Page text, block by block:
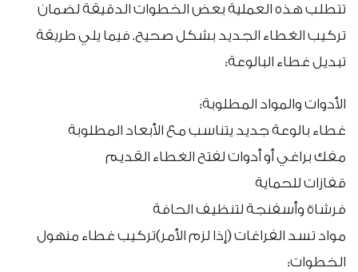
تتطلب هذه العملية بعض الخطوات الدقيقة لضمان
تركيب الغطاء الجديد بشكل صحيح. فيما يلي طريقة
تبديل غطاء البالوعة:
الأدوات والمواد المطلوبة:
غطاء بالوعة جديد يتناسب مع الأبعاد المطلوبة
مفك براغي أو أدوات لفتح الغطاء القديم
قفازات للحماية
فرشاة وأسفنجة لتنظيف الحافة
مواد تسد الفراغات (إذا لزم الأمر)تركيب غطاء منهول
الخطوات: